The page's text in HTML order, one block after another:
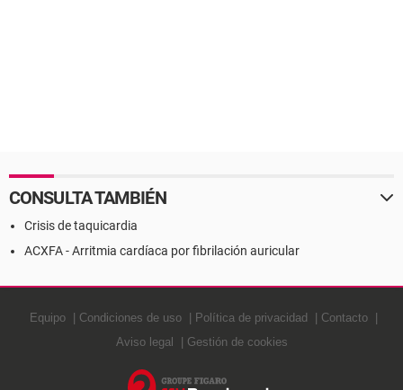
CONSULTA TAMBIÉN
Crisis de taquicardia
ACXFA - Arritmia cardíaca por fibrilación auricular
Equipo Condiciones de uso Política de privacidad
Contacto
Aviso legal
Gestión de cookies